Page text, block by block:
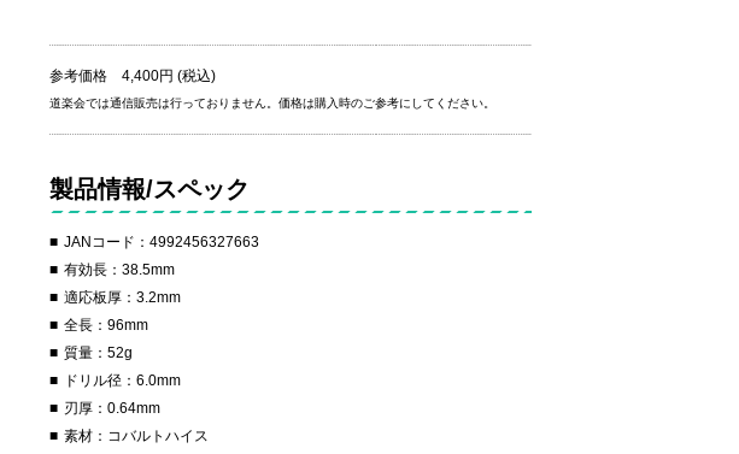
参考価格 4,400円 (税込)
道楽会では通信販売は行っておりません。価格は購入時のご参考にしてください。
製品情報/スペック
JANコード：4992456327663
有効長：38.5mm
適応板厚：3.2mm
全長：96mm
質量：52g
ドリル径：6.0mm
刃厚：0.64mm
素材：コバルトハイス